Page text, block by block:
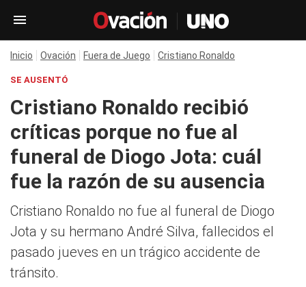
Inicio Ovación Fuera de Juego Cristiano Ronaldo
SE AUSENTÓ
Cristiano Ronaldo recibió
críticas porque no fue al
funeral de Diogo Jota: cuál
fue la razón de su ausencia
Cristiano Ronaldo no fue al funeral de Diogo
Jota y su hermano André Silva, fallecidos el
pasado jueves en un trágico accidente de
tránsito.